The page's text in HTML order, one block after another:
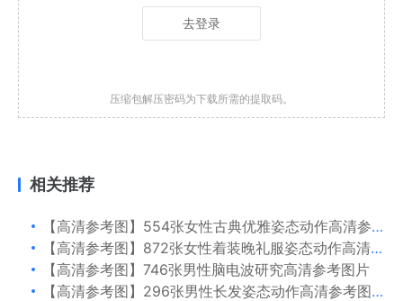
去登录
压缩包解压密码为下载所需的提取码。
相关推荐
【高清参考图】554张女性古典优雅姿态动作高清参考图片
【高清参考图】872张女性着装晚礼服姿态动作高清参考图片
【高清参考图】746张男性脑电波研究高清参考图片
【高清参考图】296张男性长发姿态动作高清参考图片